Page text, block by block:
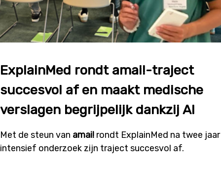
ExplainMed rondt amai!-traject
succesvol af en maakt medische
verslagen begrijpelijk dankzij AI
Met de steun van amai! rondt ExplainMed na twee jaar
intensief onderzoek zijn traject succesvol af.